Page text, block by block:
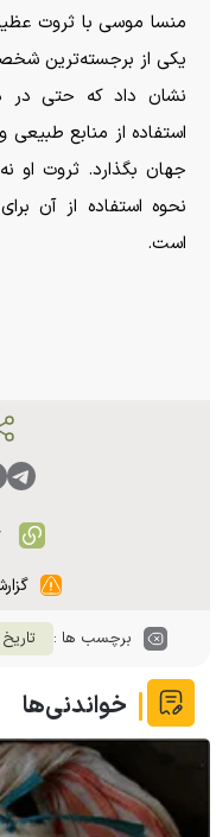
منسا موسی با ثروت
یکی از برجسته‌ترین
نشان داد که حتی در
استفاده از منابع
جهان بگذارد. ثروت او
نحوه استفاده از آن
است.
برچسب ها :
خواندنی‌ها